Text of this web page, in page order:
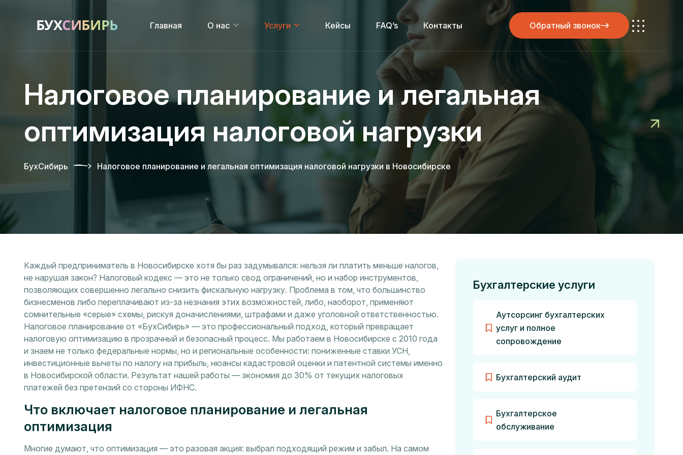
Главная О нас Услуги Кейсы FAQ’s Контакты
Обратный звонок
Обратный звонок
Налоговое планирование и легальная
оптимизация налоговой нагрузки
БухСибирь Налоговое планирование и легальная оптимизация налоговой нагрузки в Новосибирске
Каждый предприниматель в Новосибирске хотя бы раз задумывался: нельзя ли платить меньше налогов,
не нарушая закон? Налоговый кодекс — это не только свод ограничений, но и набор инструментов,
позволяющих совершенно легально снизить фискальную нагрузку. Проблема в том, что большинство
бизнесменов либо переплачивают из-за незнания этих возможностей, либо, наоборот, применяют
сомнительные «серые» схемы, рискуя доначислениями, штрафами и даже уголовной ответственностью.
Налоговое планирование от «БухСибирь» — это профессиональный подход, который превращает
налоговую оптимизацию в прозрачный и безопасный процесс. Мы работаем в Новосибирске с 2010 года
и знаем не только федеральные нормы, но и региональные особенности: пониженные ставки УСН,
инвестиционные вычеты по налогу на прибыль, нюансы кадастровой оценки и патентной системы именно
в Новосибирской области. Результат нашей работы — экономия до 30% от текущих налоговых
платежей без претензий со стороны ИФНС.
Что включает налоговое планирование и легальная
оптимизация
Многие думают, что оптимизация — это разовая акция: выбрал подходящий режим и забыл. На самом
Бухгалтерские услуги
Аутсорсинг бухгалтерских
услуг и полное
сопровождение
Бухгалтерский аудит
Бухгалтерское
обслуживание